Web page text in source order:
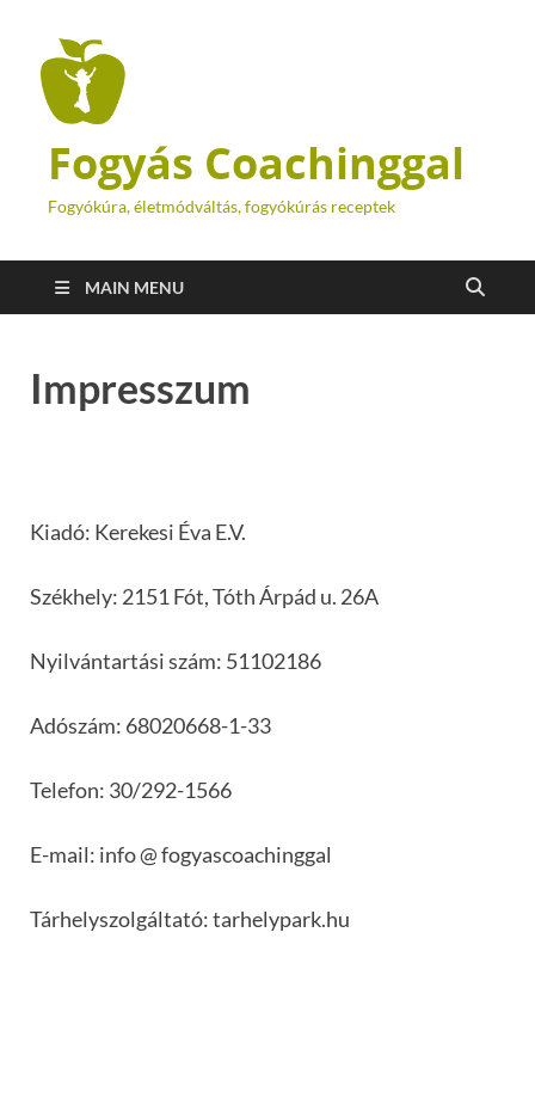
Fogyás Coachinggal
Fogyókúra, életmódváltás, fogyókúrás receptek
MAIN MENU
Impresszum
Kiadó: Kerekesi Éva E.V.
Székhely: 2151 Fót, Tóth Árpád u. 26A
Nyilvántartási szám: 51102186
Adószám: 68020668-1-33
Telefon: 30/292-1566
E-mail: info @ fogyascoachinggal
Tárhelyszolgáltató: tarhelypark.hu